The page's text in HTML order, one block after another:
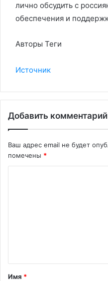
лично обсудить с
обеспечения и
Авторы Теги
Источник
Добавить комментарий
Ваш адрес email не будет
помечены *
Имя *